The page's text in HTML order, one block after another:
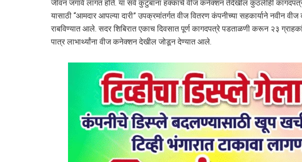
जीवन जगावे लागत होते. या सर्व कुटुंबाना हक्काचे वीज कनेक्शन तेदेखील कुठलीही
यासाठी “आमदार आपल्या दारी” उपक्रमांतर्गत वीज वितरण कंपनीच्या सहकार्याने नवीन
राबविण्यात आले. सदर शिबिरात एकाच दिवसात पूर्ण कागदपत्रे पडताळणी करून २३
पात्र लाभार्थ्यांना वीज कनेक्शन देखील जोडून देण्यात आले.